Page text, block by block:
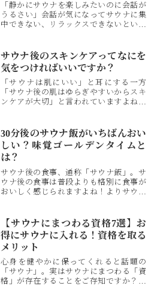
「静かにサウナを楽しみたいのに会話が
うるさい」会話が気になってサウナに集
中できない、リラックスできないという
えてみました。そもそもサウナ室での会
話はマナー違反なのか、注意してもいい
かなども解説します。
サウナ後のスキンケアってなにを
気をつければいいですか？
「サウナは肌にいい」と耳にする一方
「サウナ後の肌はゆらぎやすいからスキ
ンケアが大切」と言われていますよね。
んてことありませんか？そこで、サウナ
後の保湿の仕方やタイミング、注意事項
を調べてみました！筆者が実際に行って
いるスキンケアルーティンと合わせてご
紹介します。
30分後のサウナ飯がいちばんおい
しい？味覚ゴールデンタイムと
は？
サウナ後の食事、通称「サウナ飯」。サ
ウナ後の食事は普段よりも格別に食事が
おいしく感じられますよね！よりサウナ
は、サウナ終わりの30分後がもっともサ
ウナ飯をおいしく食べられることがわか
っています！この記事ではそんな「味覚
ゴールデンタイム」について調べていき
ます！
【サウナにまつわる資格7選】お
得にサウナに入れる！資格を取る
メリット
心身を健やかに保ってくれると話題の
「サウナ」。実はサウナにまつわる「資
格」が存在することをご存知ですか？サ